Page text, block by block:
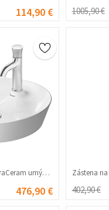
114,90 € 1005,90 €
Duravit Cape Cod DuraCeram umývadlo na misu 48 cm – biele #356280
476,90 € 402,90 €